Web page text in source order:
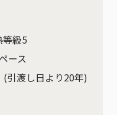
級5
ース
渡し日より20年)